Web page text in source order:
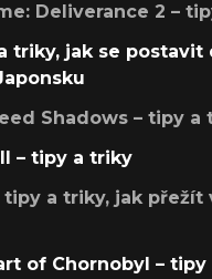
Deliverance 2 –
triky, jak se
Shadows – tipy a
– tipy a triky
tipy a triky, jak
of Chornobyl –